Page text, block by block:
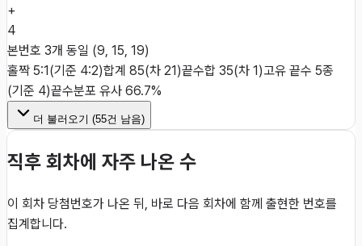
+
4
본번호 3개 동일 (9, 15, 19)
홀짝 5:1(기준 4:2)합계 85(차 21)끝수합 35(차 1)고유 끝수 5종
(기준 4)끝수분포 유사 66.7%
더 불러오기 (55건 남음)
직후 회차에 자주 나온 수
이 회차 당첨번호가 나온 뒤, 바로 다음 회차에 함께 출현한 번호를
집계합니다.